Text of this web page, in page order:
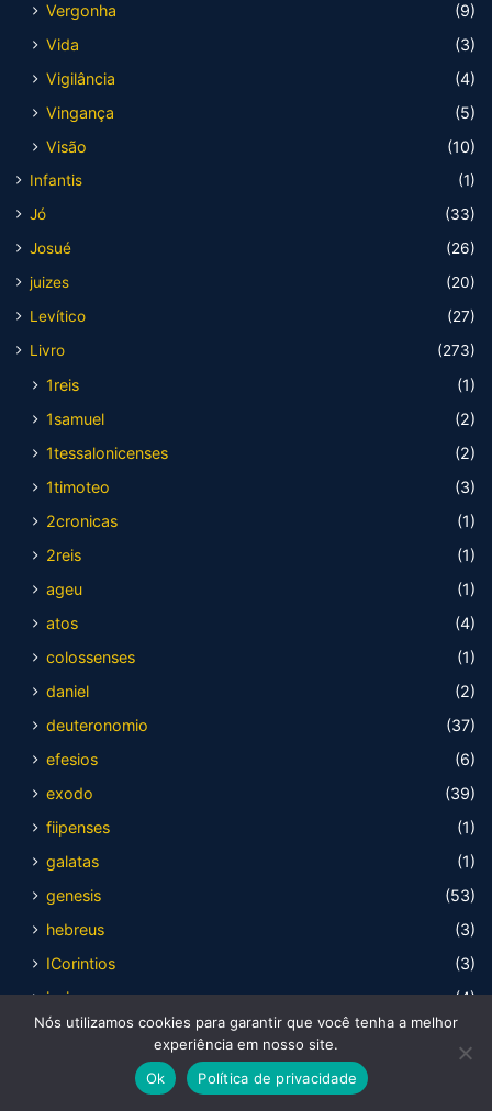
Vergonha
(9)
Vida
(3)
Vigilância
(4)
Vingança
(5)
Visão
(10)
Infantis
(1)
Jó
(33)
Josué
(26)
juizes
(20)
Levítico
(27)
Livro
(273)
1reis
(1)
1samuel
(2)
1tessalonicenses
(2)
1timoteo
(3)
2cronicas
(1)
2reis
(1)
ageu
(1)
atos
(4)
colossenses
(1)
daniel
(2)
deuteronomio
(37)
efesios
(6)
exodo
(39)
fiipenses
(1)
galatas
(1)
genesis
(53)
hebreus
(3)
ICorintios
(3)
isaias
(4)
joao
(1)
Nós utilizamos cookies para garantir que você tenha a melhor
experiência em nosso site.
Ok
Política de privacidade